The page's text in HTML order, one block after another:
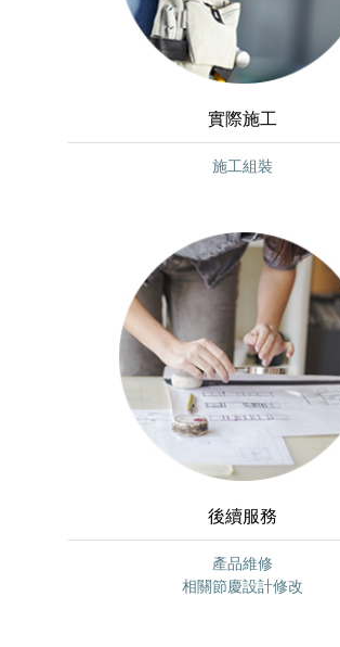
實際施工
施工組裝
後續服務
產品維修
相關節慶設計修改